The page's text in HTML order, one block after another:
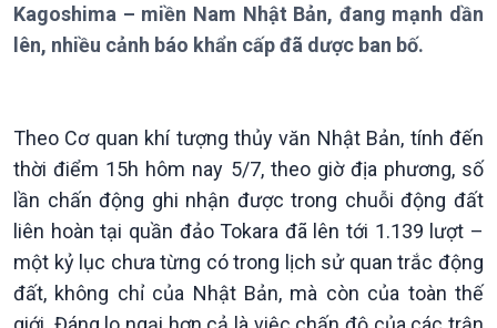
Bản tin
Chuyên mục
Chính trị
Thế giới
Kagoshima – miền Nam Nhật Bản, đang mạnh dần
lên, nhiều cảnh báo khẩn cấp đã dược ban bố.
Theo Cơ quan khí tượng thủy văn Nhật Bản, tính đến
thời điểm 15h hôm nay 5/7, theo giờ địa phương, số
lần chấn động ghi nhận được trong chuỗi động đất
liên hoàn tại quần đảo Tokara đã lên tới 1.139 lượt –
một kỷ lục chưa từng có trong lịch sử quan trắc động
đất, không chỉ của Nhật Bản, mà còn của toàn thế